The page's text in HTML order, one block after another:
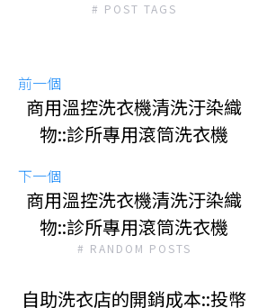
# POST TAGS
前一個
商用溫控洗衣機清洗汙染織
物::診所專用滾筒洗衣機
下一個
商用溫控洗衣機清洗汙染織
物::診所專用滾筒洗衣機
# RANDOM POSTS
自助洗衣店的開銷成本::投幣